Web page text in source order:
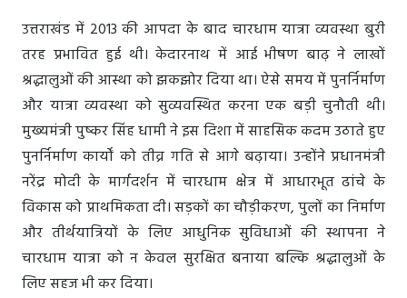
उत्तराखंड में 2013 की आपदा के बाद चारधाम यात्रा व्यवस्था बुरी
तरह प्रभावित हुई थी। केदारनाथ में आई भीषण बाढ़ ने लाखों
श्रद्धालुओं की आस्था को झकझोर दिया था। ऐसे समय में पुनर्निर्माण
और यात्रा व्यवस्था को सुव्यवस्थित करना एक बड़ी चुनौती थी।
मुख्यमंत्री पुष्कर सिंह धामी ने इस दिशा में साहसिक कदम उठाते हुए
पुनर्निर्माण कार्यों को तीव्र गति से आगे बढ़ाया। उन्होंने प्रधानमंत्री
नरेंद्र मोदी के मार्गदर्शन में चारधाम क्षेत्र में आधारभूत ढांचे के
विकास को प्राथमिकता दी। सड़कों का चौड़ीकरण, पुलों का निर्माण
और तीर्थयात्रियों के लिए आधुनिक सुविधाओं की स्थापना ने
चारधाम यात्रा को न केवल सुरक्षित बनाया बल्कि श्रद्धालुओं के
लिए सहज भी कर दिया।